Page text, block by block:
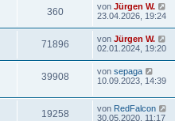
360Z
u
r
f
L
e
t
e
r
B
e
t
r
von Jürgen W.
23.04.2026, 19:24
71896Z
u
L
e
t
e
e
von Jürgen W.
02.01.2024, 19:20
39908Z
u
g
L
e
z
t
e
von sepaga
10.09.2023, 14:39
19258Z
L
e
von RedFalcon
30.05.2020, 11:17